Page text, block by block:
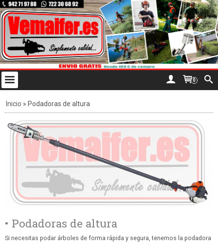
0
Inicio » Podadoras de altura
• Podadoras de altura
Si necesitas podar árboles de forma rápida y segura, tenemos la podadora